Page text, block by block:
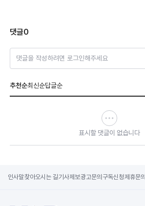
댓글0
댓글을 작성하려면 로그인해주세요
추천순최신순답글순
표시할 댓글이 없습니다
인사말찾아오시는 길기사제보광고문의 구독신청제휴문의